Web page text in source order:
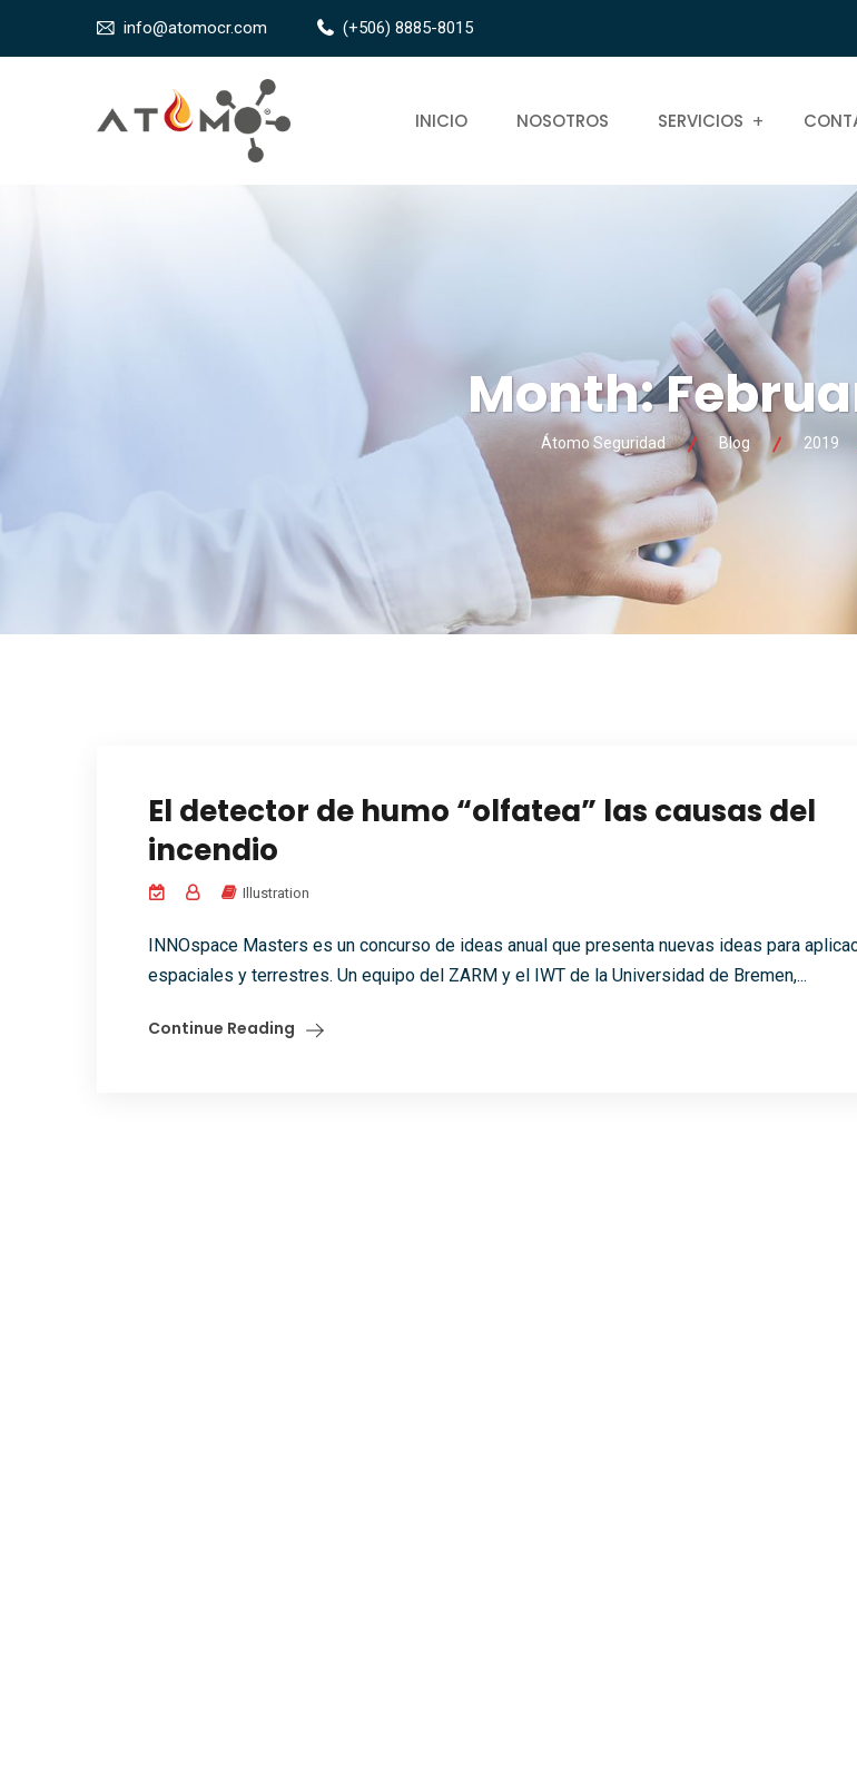
info@atomocr.com (+506) 8885-8015
INICIO NOSOTROS SERVICIOS
Month:
Átomo Seguridad Blog 2019
El detector de humo “olfatea” las causas del
incendio
Illustration
INNOspace Masters es un concurso de ideas anual que presenta nuevas ideas para
espaciales y terrestres. Un equipo del ZARM y el IWT de la Universidad de Bremen,...
Continue Reading